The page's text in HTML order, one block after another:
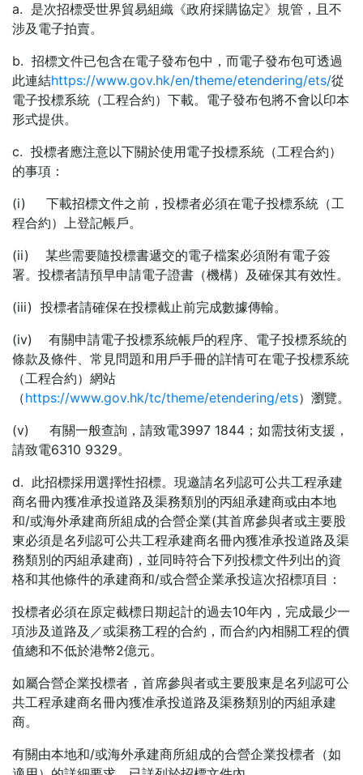
a. 是次招標受世界貿易組織《政府採購協定》規管，且不
涉及電子拍賣。
b. 招標文件已包含在電子發布包中，而電子發布包可透過
此連結https://www.gov.hk/en/theme/etendering/ets/從
電子投標系統（工程合約）下載。電子發布包將不會以印本
形式提供。
c. 投標者應注意以下關於使用電子投標系統（工程合約）
的事項：
(i) 下載招標文件之前，投標者必須在電子投標系統（工
程合約）上登記帳戶。
(ii) 某些需要隨投標書遞交的電子檔案必須附有電子簽
署。投標者請預早申請電子證書（機構）及確保其有效性。
(iii) 投標者請確保在投標截止前完成數據傳輸。
(iv) 有關申請電子投標系統帳戶的程序、電子投標系統的
條款及條件、常見問題和用戶手冊的詳情可在電子投標系統
（工程合約）網站
（https://www.gov.hk/tc/theme/etendering/ets）瀏覽。
(v) 有關一般查詢，請致電3997 1844；如需技術支援，
請致電6310 9329。
d. 此招標採用選擇性招標。現邀請名列認可公共工程承建
商名冊內獲准承投道路及渠務類別的丙組承建商或由本地
和/或海外承建商所組成的合營企業(其首席參與者或主要股
東必須是名列認可公共工程承建商名冊內獲准承投道路及渠
務類別的丙組承建商)，並同時符合下列投標文件列出的資
格和其他條件的承建商和/或合營企業承投這次招標項目：
投標者必須在原定截標日期起計的過去10年內，完成最少一
項涉及道路及／或渠務工程的合約，而合約內相關工程的價
值總和不低於港幣2億元。
如屬合營企業投標者，首席參與者或主要股東是名列認可公
共工程承建商名冊內獲准承投道路及渠務類別的丙組承建
商。
有關由本地和/或海外承建商所組成的合營企業投標者（如